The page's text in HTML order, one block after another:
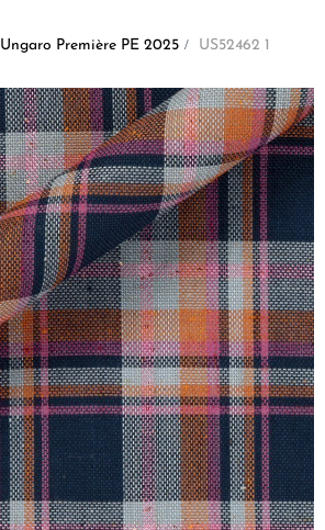
Ungaro Première PE 2025 > US52462 1